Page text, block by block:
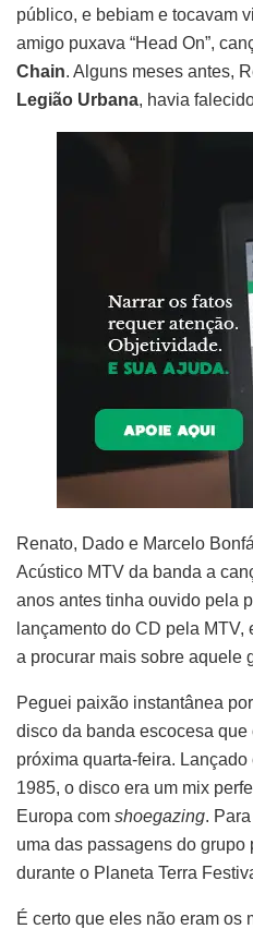
público, e bebiam e tocavam
amigo puxava “Head On”,
Chain. Alguns meses antes,
Legião Urbana, havia
Renato, Dado e Marcelo
Acústico MTV da banda a
anos antes tinha ouvido pela
lançamento do CD pela
a procurar mais sobre aquele
Peguei paixão instantânea por
disco da banda escocesa que
próxima quarta-feira.
1985, o disco era um mix
Europa com shoegazing.
uma das passagens do grupo
durante o Planeta Terra
É certo que eles não eram os